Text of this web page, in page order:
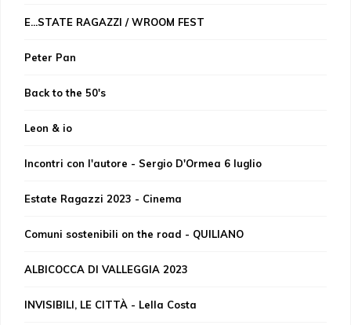
E...STATE RAGAZZI / WROOM FEST
Peter Pan
Back to the 50's
Leon & io
Incontri con l'autore - Sergio D'Ormea 6 luglio
Estate Ragazzi 2023 - Cinema
Comuni sostenibili on the road - QUILIANO
ALBICOCCA DI VALLEGGIA 2023
INVISIBILI, LE CITTÀ - Lella Costa